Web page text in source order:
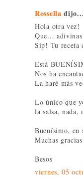
Rossella dijo...
Hola otra vez!
Que...
Sip! Tu receta
Está
Nos ha
La haré más
Lo único que
la salsa, nada,
Buenísimo, en
Muchas
Besos
viernes, 05